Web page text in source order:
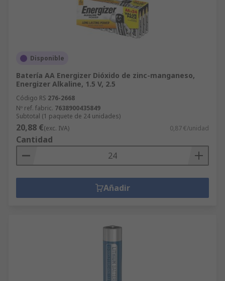
Disponible
Batería AA Energizer Dióxido de zinc-manganeso,
Energizer Alkaline, 1.5 V, 2.5
Código RS 276-2668
Nº ref. fabric. 7638900435849
Subtotal (1 paquete de 24 unidades)
20,88 €(exc. IVA) 0,87 €/unidad
Cantidad
Añadir